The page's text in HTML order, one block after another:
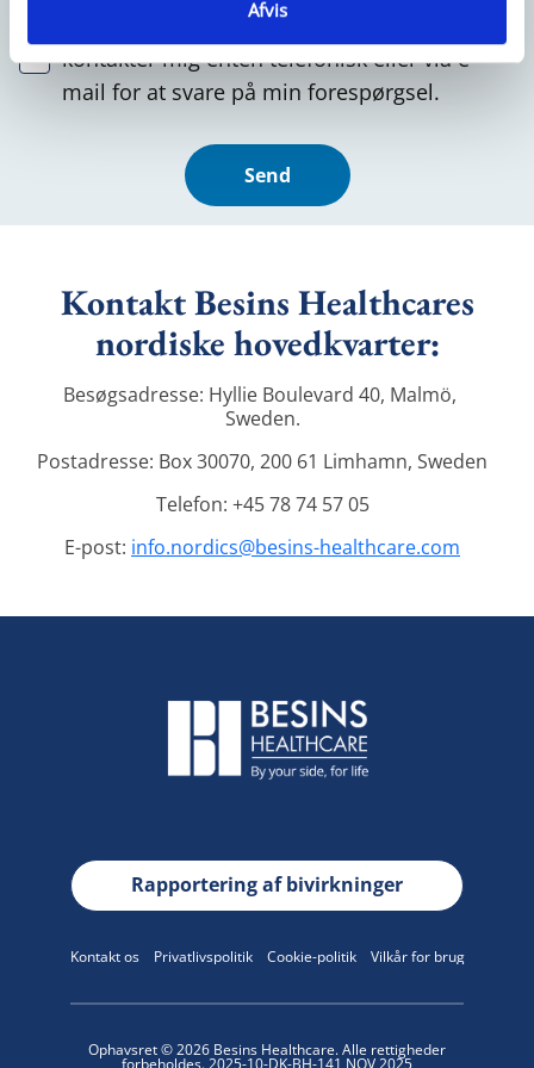
Afvis
Jeg giver samtykke til, at Besins Healthcare
kontakter mig enten telefonisk eller via e-
mail for at svare på min forespørgsel.
Kontakt Besins Healthcares
nordiske hovedkvarter:
Besøgsadresse: Hyllie Boulevard 40, Malmö,
Sweden.
Postadresse: Box 30070, 200 61 Limhamn, Sweden
Telefon: +45 78 74 57 05
E-post: info.nordics@besins-healthcare.com
Rapportering af bivirkninger
Kontakt os Privatlivspolitik Cookie-politik Vilkår for brug
Ophavsret © 2026 Besins Healthcare. Alle rettigheder
forbeholdes. 2025-10-DK-BH-141 NOV 2025